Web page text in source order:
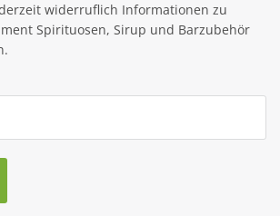
widerruflich Informationen zu
Spirituosen, Sirup und Barzubehör